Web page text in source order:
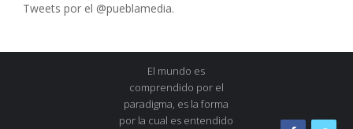
Tweets por el @pueblamedia.
El mundo es
comprendido por el
paradigma, es la forma
por la cual es entendido